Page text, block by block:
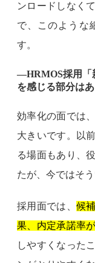
ンロードしなく
で、このような
す。
―HRMOS採用「
を感じる部分はあ
効率化の面では
大きいです。以
る場面もあり、
たが、今ではそ
採用面では、候
果、内定承諾率
しやすくなった